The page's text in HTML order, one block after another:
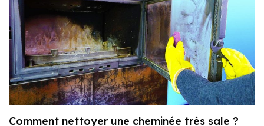
Comment nettoyer une cheminée très sale ?